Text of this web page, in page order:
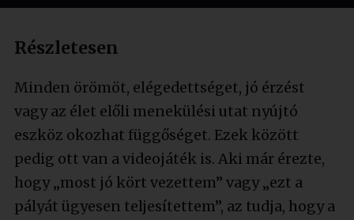
Részletesen
Minden örömöt, elégedettséget, jó érzést
vagy az élet előli menekülési utat nyújtó
eszköz okozhat függőséget. Ezek között
pedig ott van a videojáték is. Aki már érezte,
hogy „most jó kört vezettem” vagy „ezt a
pályát ügyesen teljesítettem”, az tudja, hogy a